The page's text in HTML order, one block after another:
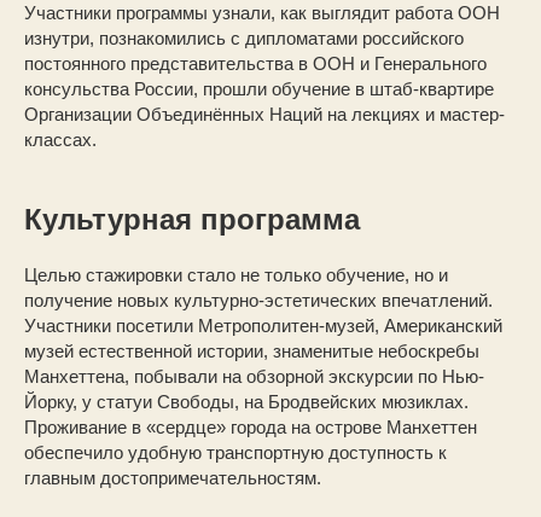
Участники программы узнали, как выглядит работа ООН
изнутри, познакомились с дипломатами российского
постоянного представительства в ООН и Генерального
консульства России, прошли обучение в штаб-квартире
Организации Объединённых Наций на лекциях и мастер-
классах.
Культурная программа
Целью стажировки стало не только обучение, но и
получение новых культурно-эстетических впечатлений.
Участники посетили Метрополитен-музей, Американский
музей естественной истории, знаменитые небоскребы
Манхеттена, побывали на обзорной экскурсии по Нью-
Йорку, у статуи Свободы, на Бродвейских мюзиклах.
Проживание в «сердце» города на острове Манхеттен
обеспечило удобную транспортную доступность к
главным достопримечательностям.